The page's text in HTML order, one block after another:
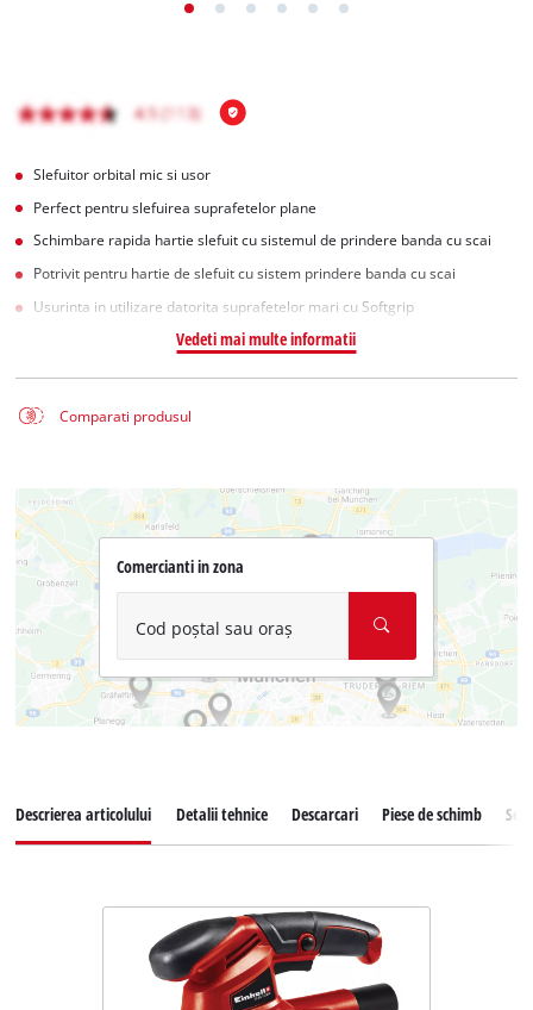
Slefuitor orbital mic si usor
Perfect pentru slefuirea suprafetelor plane
Schimbare rapida hartie slefuit cu sistemul de prindere banda cu scai
Potrivit pentru hartie de slefuit cu sistem prindere banda cu scai
Usurinta in utilizare datorita suprafetelor mari cu Softgrip
Vedeti mai multe informatii
Comparati produsul
Comercianti in zona
Cod poștal sau oraș
Descrierea articolului Detalii tehnice Descarcari Piese de schimb